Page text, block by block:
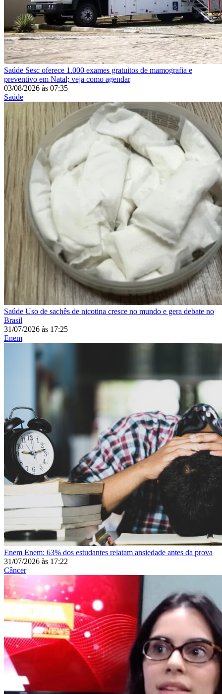
Saúde Sesc oferece 1.000 exames gratuitos de mamografia e
preventivo em Natal; veja como agendar
03/08/2026 às 07:35
Saúde
Saúde Uso de sachês de nicotina cresce no mundo e gera debate no
Brasil
31/07/2026 às 17:25
Enem
Enem Enem: 63% dos estudantes relatam ansiedade antes da prova
31/07/2026 às 17:22
Câncer